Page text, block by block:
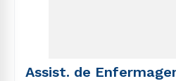
Assist. de